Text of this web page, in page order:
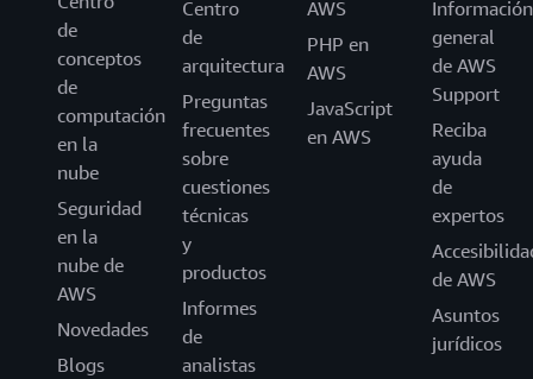
de
conceptos
de
computación
en la
nube
Seguridad
en la
nube de
AWS
Novedades
Blogs
Centro
de
arquitectura
Preguntas
frecuentes
sobre
cuestiones
técnicas
y
productos
Informes
de
analistas
AWS
PHP en
AWS
JavaScript
en AWS
Información
general
de AWS
Support
Reciba
ayuda
de
expertos
de AWS
Asuntos
jurídicos